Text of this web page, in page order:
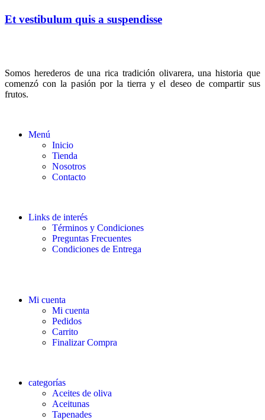
Et vestibulum quis a suspendisse
Somos herederos de una rica tradición olivarera, una historia que
comenzó con la pasión por la tierra y el deseo de compartir sus
frutos.
Menú
Inicio
Tienda
Nosotros
Contacto
Links de interés
Términos y Condiciones
Preguntas Frecuentes
Condiciones de Entrega
Mi cuenta
Mi cuenta
Pedidos
Carrito
Finalizar Compra
categorías
Aceites de oliva
Aceitunas
Tapenades